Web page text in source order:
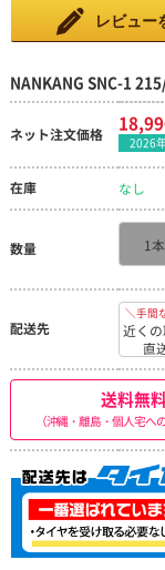
レビュー
NANKANG SNC-1
ネット注文価格 2026
在庫 なし
数量 1本
配送先
＼手間
近く
直
送料無
（沖縄・離島・個人宅へ